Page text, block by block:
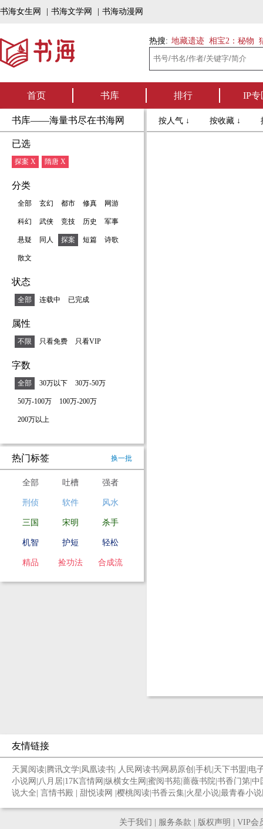
书海女生网 书海文学网 书海动漫网
热搜: 地藏遗迹 相宝2：秘物
首页 书库 排行 IP专
书库——海量书尽在书海网
已选
探案 X 隋唐 X
分类
全部 玄幻 都市 修真 网游
科幻 武侠 竞技 历史 军事
悬疑 同人 探案 短篇 诗歌
散文
状态
全部 连载中 已完成
属性
不限 只看免费 只看VIP
字数
全部 30万以下 30万-50万
50万-100万 100万-200万
200万以上
热门标签 换一批
全部 吐槽 强者
刑侦 软件 风水
三国 宋明 杀手
机智 护短 轻松
精品 捡功法 合成流
按人气 ↓ 按收藏 ↓
友情链接
天翼阅读 腾讯文学 凤凰读书 人民网读书 网易原创 手机 天下书盟 电
小说网 八月居 17K言情网 纵横女生网 蜜阅书苑 蔷薇书院 书香门第 中
说大全 言情书殿 甜悦读网 樱桃阅读 书香云集 火星小说 最青春小
关于我们 服务条款 版权声明
VIP会